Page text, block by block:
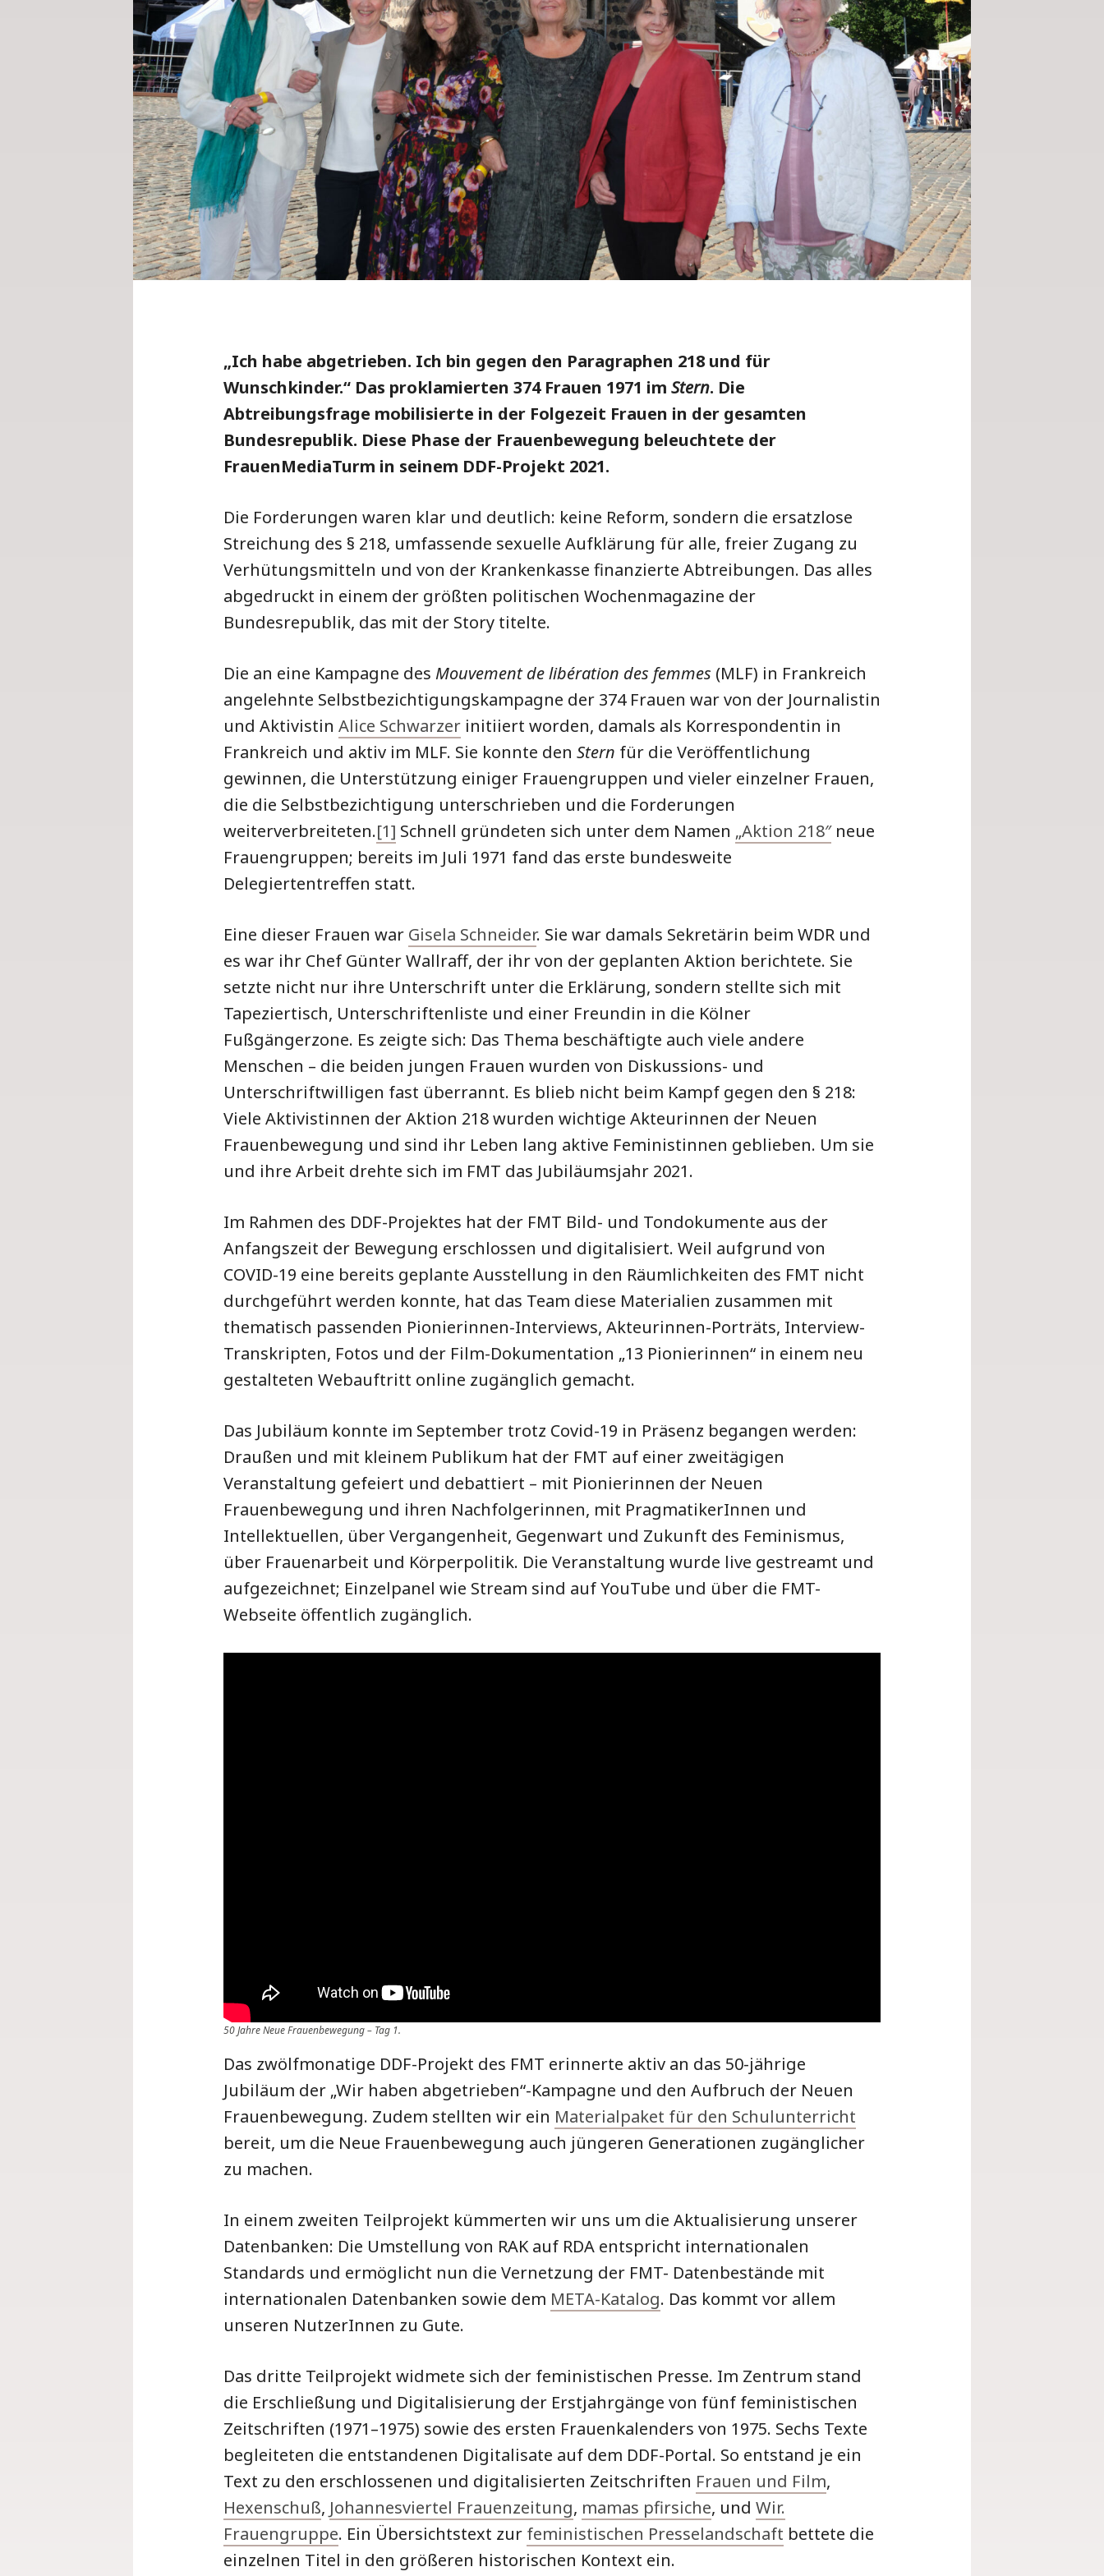
„Ich habe abgetrieben. Ich bin gegen den Paragraphen 218 und für
Wunschkinder.“ Das proklamierten 374 Frauen 1971 im Stern. Die
Abtreibungsfrage mobilisierte in der Folgezeit Frauen in der gesamten
Bundesrepublik. Diese Phase der Frauenbewegung beleuchtete der
FrauenMediaTurm in seinem DDF-Projekt 2021.
Die Forderungen waren klar und deutlich: keine Reform, sondern die ersatzlose
Streichung des § 218, umfassende sexuelle Aufklärung für alle, freier Zugang zu
Verhütungsmitteln und von der Krankenkasse finanzierte Abtreibungen. Das alles
abgedruckt in einem der größten politischen Wochenmagazine der
Bundesrepublik, das mit der Story titelte.
Die an eine Kampagne des Mouvement de libération des femmes (MLF) in Frankreich
angelehnte Selbstbezichtigungskampagne der 374 Frauen war von der Journalistin
und Aktivistin Alice Schwarzer initiiert worden, damals als Korrespondentin in
Frankreich und aktiv im MLF. Sie konnte den Stern für die Veröffentlichung
gewinnen, die Unterstützung einiger Frauengruppen und vieler einzelner Frauen,
die die Selbstbezichtigung unterschrieben und die Forderungen
weiterverbreiteten.[1] Schnell gründeten sich unter dem Namen „Aktion 218″neue
Frauengruppen; bereits im Juli 1971 fand das erste bundesweite
Delegiertentreffen statt.
Eine dieser Frauen war Gisela Schneider. Sie war damals Sekretärin beim WDR und
es war ihr Chef Günter Wallraff, der ihr von der geplanten Aktion berichtete. Sie
setzte nicht nur ihre Unterschrift unter die Erklärung, sondern stellte sich mit
Tapeziertisch, Unterschriftenliste und einer Freundin in die Kölner
Fußgängerzone. Es zeigte sich: Das Thema beschäftigte auch viele andere
Menschen – die beiden jungen Frauen wurden von Diskussions- und
Unterschriftwilligen fast überrannt. Es blieb nicht beim Kampf gegen den § 218:
Viele Aktivistinnen der Aktion 218 wurden wichtige Akteurinnen der Neuen
Frauenbewegung und sind ihr Leben lang aktive Feministinnen geblieben. Um sie
und ihre Arbeit drehte sich im FMT das Jubiläumsjahr 2021.
Im Rahmen des DDF-Projektes hat der FMT Bild- und Tondokumente aus der
Anfangszeit der Bewegung erschlossen und digitalisiert. Weil aufgrund von
COVID-19 eine bereits geplante Ausstellung in den Räumlichkeiten des FMT nicht
durchgeführt werden konnte, hat das Team diese Materialien zusammen mit
thematisch passenden Pionierinnen-Interviews, Akteurinnen-Porträts, Interview-
Transkripten, Fotos und der Film-Dokumentation „13 Pionierinnen“ in einem neu
gestalteten Webauftritt online zugänglich gemacht.
Das Jubiläum konnte im September trotz Covid-19 in Präsenz begangen werden:
Draußen und mit kleinem Publikum hat der FMT auf einer zweitägigen
Veranstaltung gefeiert und debattiert – mit Pionierinnen der Neuen
Frauenbewegung und ihren Nachfolgerinnen, mit PragmatikerInnen und
Intellektuellen, über Vergangenheit, Gegenwart und Zukunft des Feminismus,
über Frauenarbeit und Körperpolitik. Die Veranstaltung wurde live gestreamt und
aufgezeichnet; Einzelpanel wie Stream sind auf YouTube und über die FMT-
Webseite öffentlich zugänglich.
50 Jahre Neue Frauenbewegung – Tag 1.
Das zwölfmonatige DDF-Projekt des FMT erinnerte aktiv an das 50-jährige
Jubiläum der „Wir haben abgetrieben“-Kampagne und den Aufbruch der Neuen
Frauenbewegung. Zudem stellten wir ein Materialpaket für den Schulunterricht
bereit, um die Neue Frauenbewegung auch jüngeren Generationen zugänglicher
zu machen.
In einem zweiten Teilprojekt kümmerten wir uns um die Aktualisierung unserer
Datenbanken: Die Umstellung von RAK auf RDA entspricht internationalen
Standards und ermöglicht nun die Vernetzung der FMT- Datenbestände mit
internationalen Datenbanken sowie dem META-Katalog. Das kommt vor allem
unseren NutzerInnen zu Gute.
Das dritte Teilprojekt widmete sich der feministischen Presse. Im Zentrum stand
die Erschließung und Digitalisierung der Erstjahrgänge von fünf feministischen
Zeitschriften (1971–1975) sowie des ersten Frauenkalenders von 1975. Sechs Texte
begleiteten die entstandenen Digitalisate auf dem DDF-Portal. So entstand je ein
Text zu den erschlossenen und digitalisierten Zeitschriften Frauen und Film,
Hexenschuß, Johannesviertel Frauenzeitung, mamas pfirsiche, und Wir.
Frauengruppe. Ein Übersichtstext zur feministischen Presselandschaft bettete die
einzelnen Titel in den größeren historischen Kontext ein.